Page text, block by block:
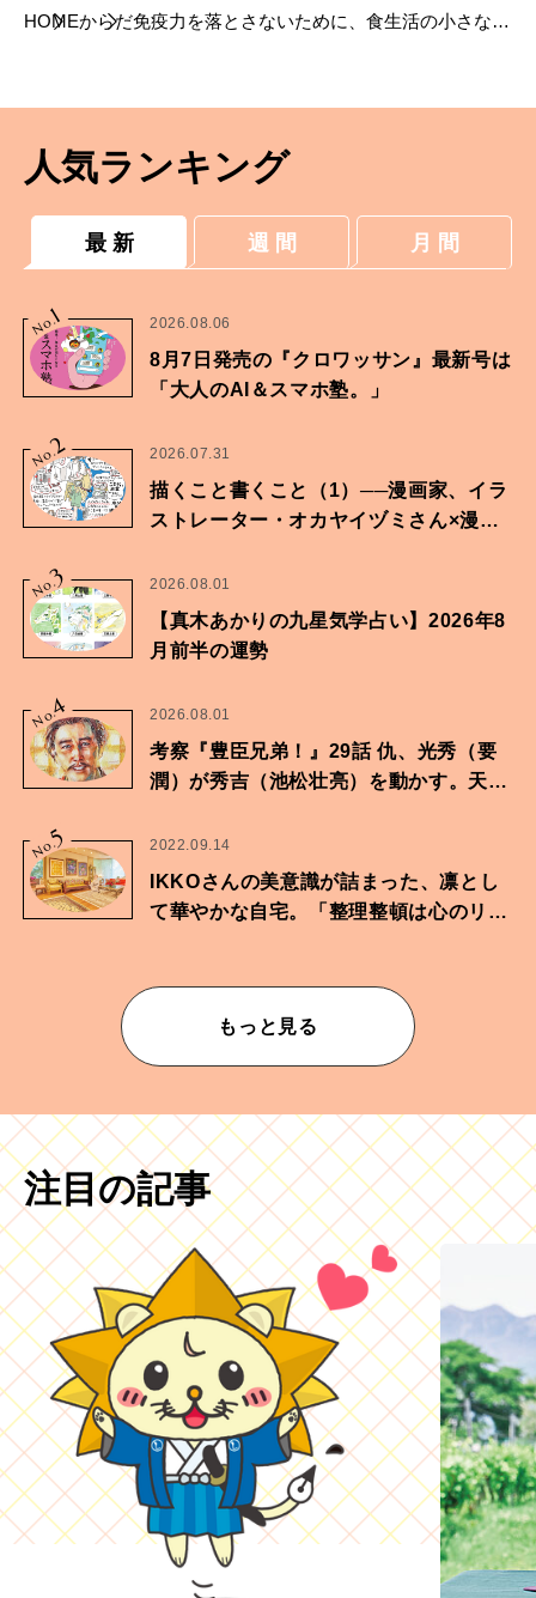
HOMEからだ免疫力を落とさないために、食生活の小さな知
人気ランキング
最 新 週 間 月 間
No.
1 2026.08.06
8月7日発売の『クロワッサン』最新号は
「大人のAI＆スマホ塾。」
No.2 2026.07.31
描くこと書くこと（1）──漫画家、イラ
ストレーター・オカヤイヅミさん×漫画
No.
3 2026.08.01
【真木あかりの九星気学占い】2026年8
月前半の運勢
No.
4 2026.08.01
考察『豊臣兄弟！』29話 仇、光秀（要
潤）が秀吉（池松壮亮）を動かす。天下
No.
5 2022.09.14
IKKOさんの美意識が詰まった、凛とし
て華やかな自宅。「整理整頓は心のリズ
もっと見る
注目の記事